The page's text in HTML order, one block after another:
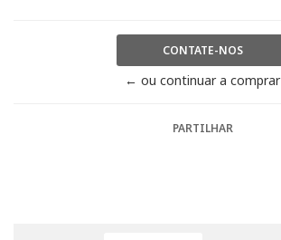
CONTATE-NOS
← ou continuar a comprar
PARTILHAR